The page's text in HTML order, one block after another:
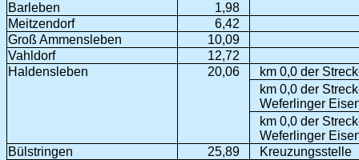
Barleben
1,98
Meitzendorf
6,42
Groß Ammensleben
10,09
Vahldorf
12,72
Haldensleben
20,06
km 0,0 der
km 0,0 der
Weferlinger
km 0,0 der
Weferlinger
Bülstringen
25,89
Kreuzungsstelle